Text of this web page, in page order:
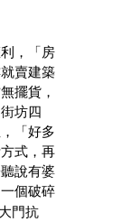
，「房
賣建築
擺貨，
坊四
「好多
式，再
說有婆
個破碎
門抗